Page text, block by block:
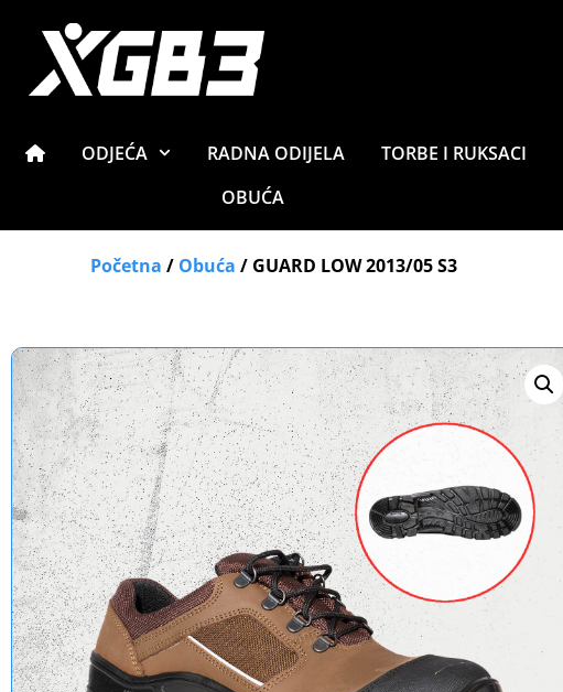
ODJEĆA RADNA ODIJELA TORBE I RUKSACI
OBUĆA
Početna / Obuća / GUARD LOW 2013/05 S3